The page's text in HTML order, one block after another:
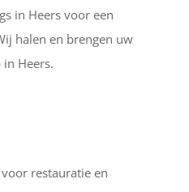
in Heers voor een
halen en brengen uw
Heers.
restauratie en